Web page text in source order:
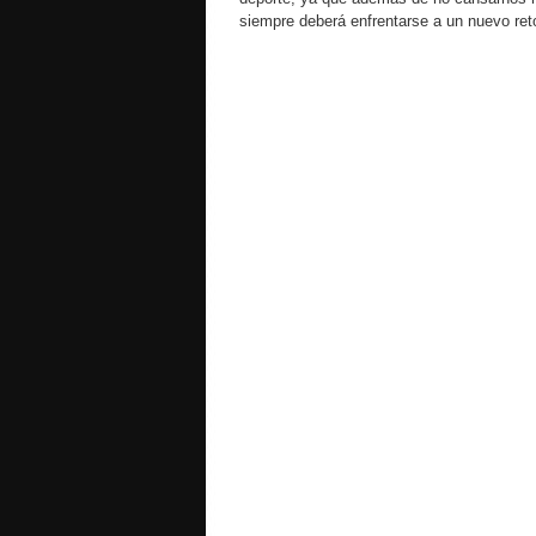
siempre deberá enfrentarse a un nuevo